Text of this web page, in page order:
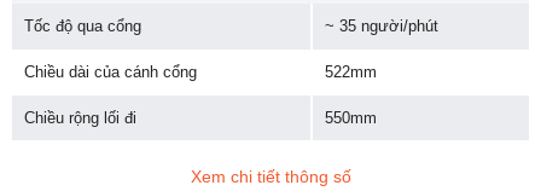
Tốc độ qua cổng ~ 35 người/phút
Chiều dài của cánh cổng 522mm
Chiều rộng lối đi 550mm
Xem chi tiết thông số